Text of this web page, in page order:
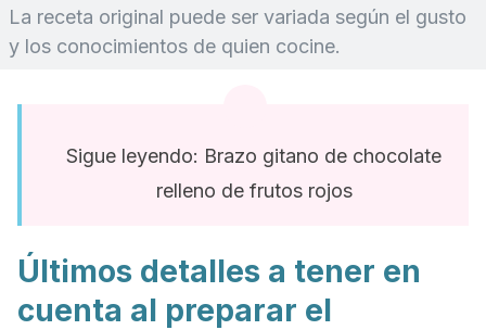
La receta original puede ser variada según el gusto
y los conocimientos de quien cocine.
Sigue leyendo: Brazo gitano de chocolate
relleno de frutos rojos
Últimos detalles a tener en
cuenta al preparar el